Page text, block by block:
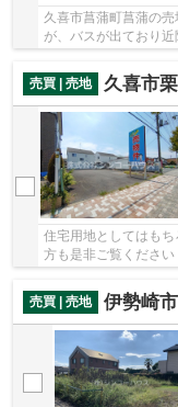
久喜市菖蒲町菖蒲の
が、バスが出ており
売買 | 売地
久喜市
住宅用地としてはも
方も是非ご覧くださ
売買 | 売地
伊勢崎